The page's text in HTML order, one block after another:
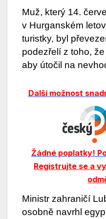
Muž, který 14.
v Hurganském
turistky, byl
podezřelí z toho,
aby útočil na
Další možnost
Žádné poplatky!
Registrujte se a
Ministr zahraničí
osobně navrhl